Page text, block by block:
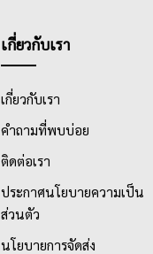
เกี่ยวกับเรา
เกี่ยวกับเรา
คำถามที่พบบ่อย
ติดต่อเรา
ประกาศนโยบายความเป็น
ส่วนตัว
นโยบายการจัดส่ง